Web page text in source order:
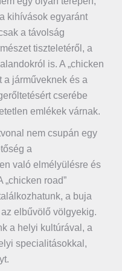
kihívások egyaránt
a távolság
tiszteletéről, a
is. A „chicken
a járműveknek és a
cserébe
emlékek várnak.
nem csupán egy
a
való elmélyülésre és
„chicken road”
a buja
elbűvölő völgyekig.
a helyi kultúrával, a
specialitásokkal,